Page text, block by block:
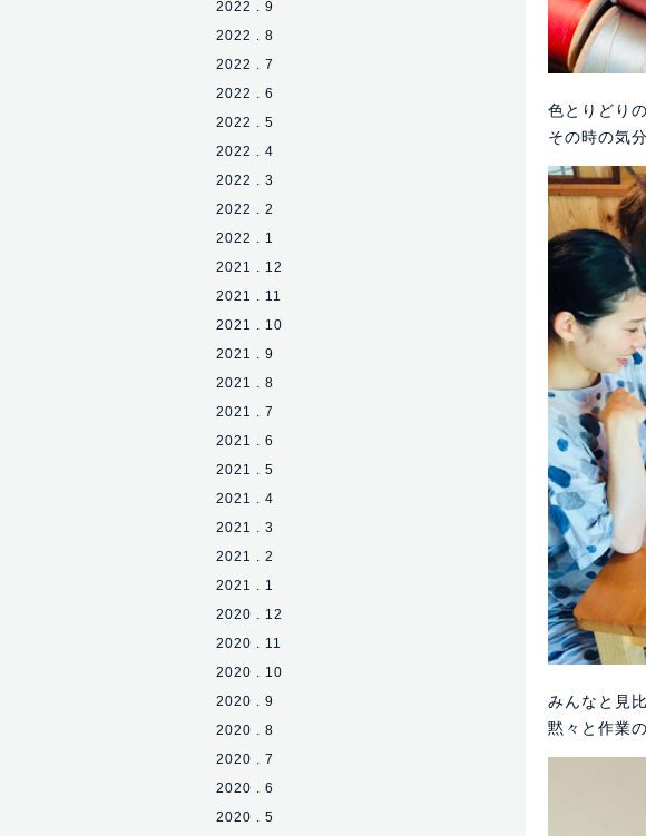
2022 . 9
2022 . 8
2022 . 7
2022 . 6
2022 . 5
2022 . 4
2022 . 3
2022 . 2
2022 . 1
2021 . 12
2021 . 11
2021 . 10
2021 . 9
2021 . 8
2021 . 7
2021 . 6
2021 . 5
2021 . 4
2021 . 3
2021 . 2
2021 . 1
2020 . 12
2020 . 11
2020 . 10
2020 . 9
2020 . 8
2020 . 7
2020 . 6
2020 . 5
色とりどり
その時の気
みんなと見
黙々と作業